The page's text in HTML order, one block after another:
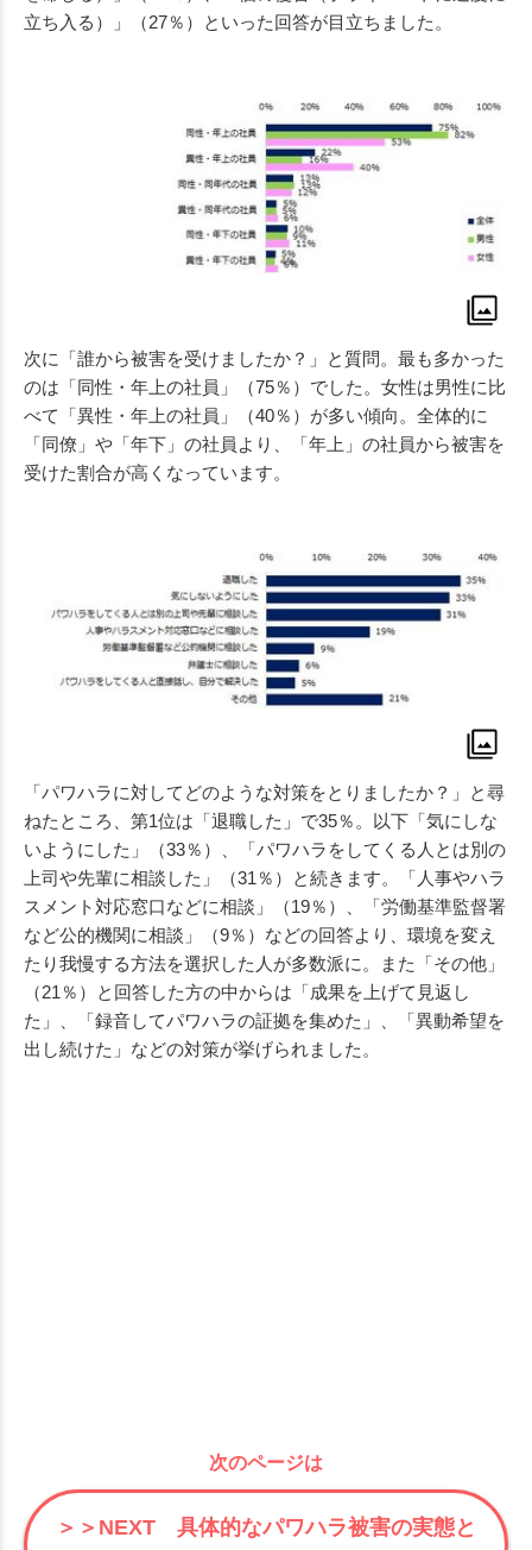
立ち入る）」（27％）といった回答が目立ちました。
次に「誰から被害を受けましたか？」と質問。最も多かった
のは「同性・年上の社員」（75％）でした。女性は男性に比
べて「異性・年上の社員」（40％）が多い傾向。全体的に
「同僚」や「年下」の社員より、「年上」の社員から被害を
受けた割合が高くなっています。
「パワハラに対してどのような対策をとりましたか？」と尋
ねたところ、第1位は「退職した」で35％。以下「気にしな
いようにした」（33％）、「パワハラをしてくる人とは別の
上司や先輩に相談した」（31％）と続きます。「人事やハラ
スメント対応窓口などに相談」（19％）、「労働基準監督署
など公的機関に相談」（9％）などの回答より、環境を変え
たり我慢する方法を選択した人が多数派に。また「その他」
（21％）と回答した方の中からは「成果を上げて見返し
た」、「録音してパワハラの証拠を集めた」、「異動希望を
出し続けた」などの対策が挙げられました。
次のページは
＞＞NEXT 具体的なパワハラ被害の実態と